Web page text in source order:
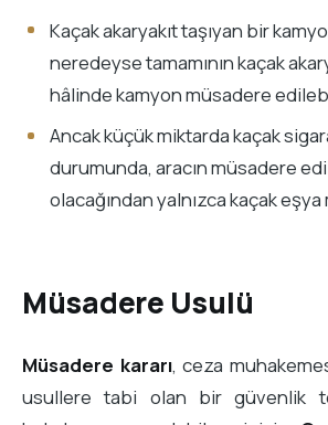
Kaçak akaryakıt taşıyan bir
neredeyse tamamının kaçak
hâlinde kamyon müsadere
Ancak küçük miktarda kaçak
durumunda, aracın müsadere
olacağından yalnızca kaçak
Müsadere Usulü
Müsadere kararı, ceza
usullere tabi olan bir güvenlik